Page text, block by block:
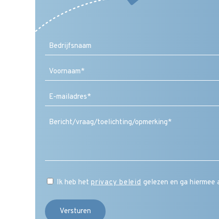
Ik heb het privacy beleidgelezen en ga hiermee